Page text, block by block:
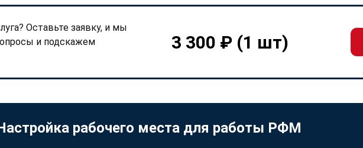
Оставьте заявку, и мы
и подскажем
3 300 ₽ (1 шт)
рабочего места для работы РФМ